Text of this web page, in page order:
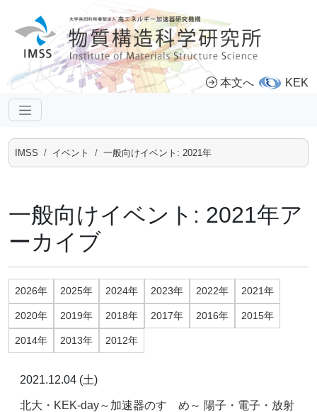
本文へ KEK
IMSS イベント 一般向けイベント: 2021年
一般向けイベント: 2021年ア
ーカイブ
2026年 2025年 2024年 2023年 2022年 2021年
2020年 2019年 2018年 2017年 2016年 2015年
2014年 2013年 2012年
2021.12.04 (土)
北大・KEK-day～加速器のすゝめ～ 陽子・電子・放射